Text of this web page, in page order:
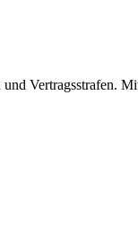
Vertragsstrafen.